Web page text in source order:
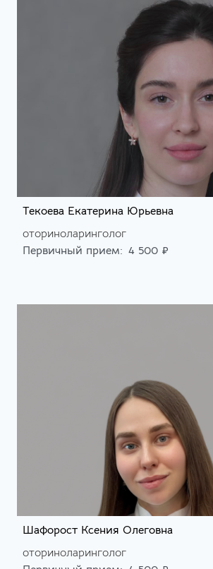
Текоева Екатерина Юрьевна
оториноларинголог
Первичный прием: 4 500 ₽
Шафорост Ксения Олеговна
оториноларинголог